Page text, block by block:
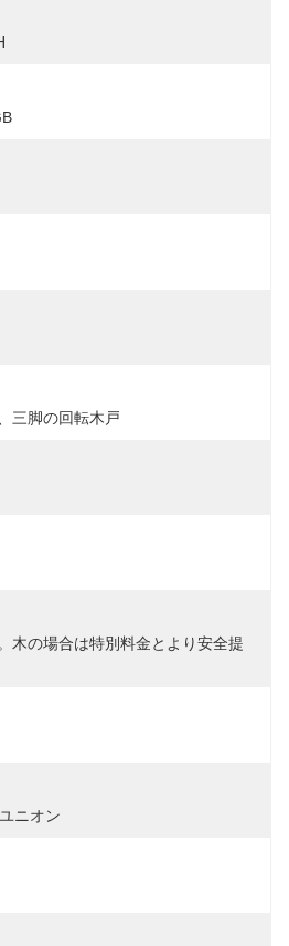
三脚の回転木戸
木の場合は特別料金とより安全提
ニオン